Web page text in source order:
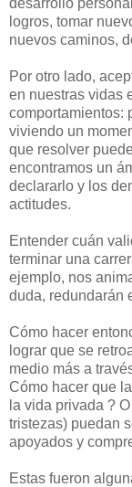
logros, tomar
nuevos caminos,
Por otro lado,
en nuestras vidas
comportamientos:
viviendo un
que resolver
encontramos un
declararlo y los
actitudes.
Entender cuán
terminar una
ejemplo, nos
duda, redundarán
Cómo hacer
lograr que se
medio más a
Cómo hacer que
la vida privada ?
tristezas) puedan
apoyados y
Estas fueron